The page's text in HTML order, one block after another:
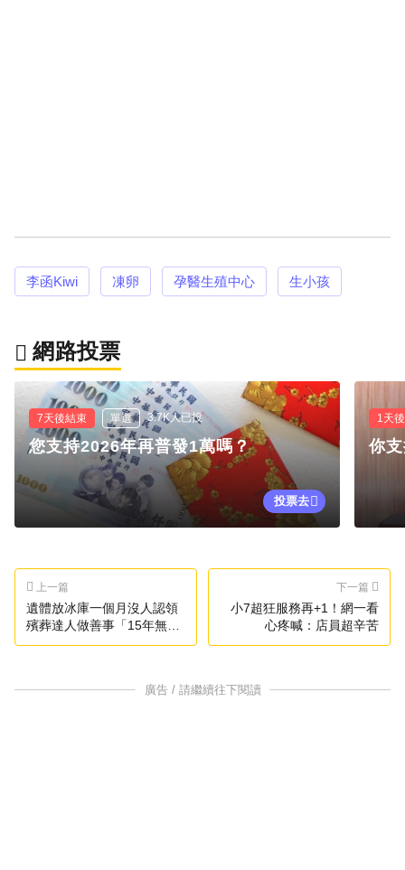
李函Kiwi 凍卵 孕醫生殖中心 生小孩
網路投票
7天後結束 單選 3.7K人已投
您支持2026年再普發1萬嗎？
投票去
1天
你
上一篇
遺體放冰庫一個月沒人認領
殯葬達人做善事「15年無償
收300名往生者」
下一篇
小7超狂服務再+1！網一看
心疼喊：店員超辛苦
廣告 / 請繼續往下閱讀